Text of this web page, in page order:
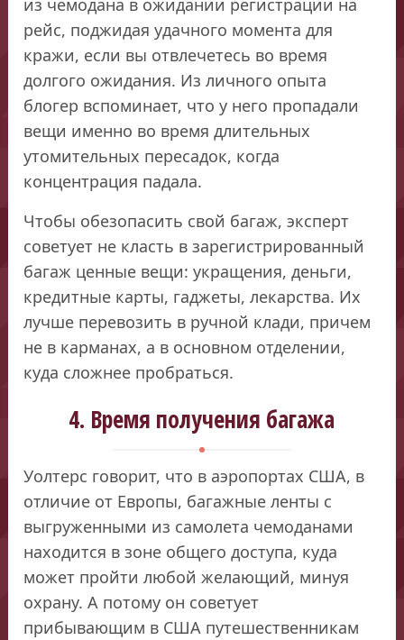
рейс, поджидая удачного момента для
кражи, если вы отвлечетесь во время
долгого ожидания. Из личного опыта
блогер вспоминает, что у него пропадали
вещи именно во время длительных
утомительных пересадок, когда
концентрация падала.
Чтобы обезопасить свой багаж, эксперт
советует не класть в зарегистрированный
багаж ценные вещи: укращения, деньги,
кредитные карты, гаджеты, лекарства. Их
лучше перевозить в ручной клади, причем
не в карманах, а в основном отделении,
куда сложнее пробраться.
4. Время получения багажа
Уолтерс говорит, что в аэропортах США, в
отличие от Европы, багажные ленты с
выгруженными из самолета чемоданами
находится в зоне общего доступа, куда
может пройти любой желающий, минуя
охрану. А потому он советует
прибывающим в США путешественникам